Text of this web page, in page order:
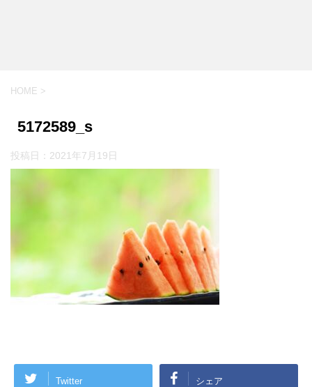
HOME >
5172589_s
投稿日： 2021年7月19日
Twitter シェア